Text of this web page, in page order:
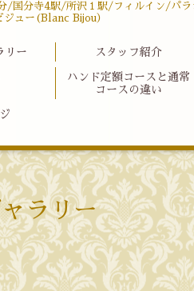
/国分寺4駅/所沢１駅/フィルイン/パラ
ジュー(Blanc Bijou）
リー スタッフ紹介
ハンド定額コースと通常
コースの違い
ラリー